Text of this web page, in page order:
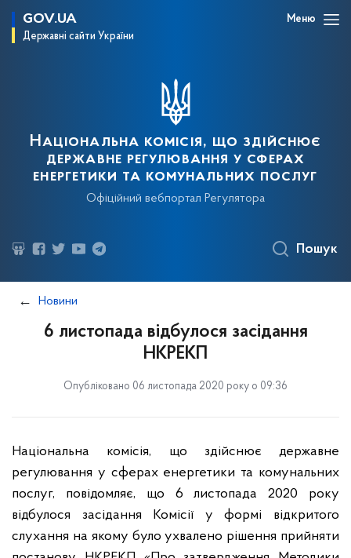
GOV.UA
Державні сайти України
Меню
Національна комісія, що здійснює
державне регулювання у сферах
енергетики та комунальних послуг
Офіційний вебпортал Регулятора
Пошук
Новини
6 листопада відбулося засідання
НКРЕКП
Опубліковано 06 листопада 2020 року о 09:36
Національна комісія, що здійснює державне
регулювання у сферах енергетики та комунальних
послуг, повідомляє, що 6 листопада 2020 року
відбулося засідання Комісії у формі відкритого
слухання на якому було ухвалено рішення прийняти